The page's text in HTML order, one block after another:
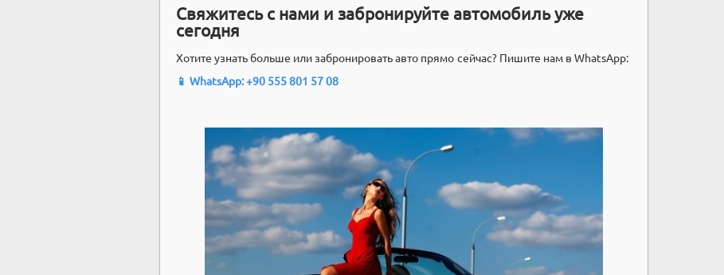
Свяжитесь с нами и забронируйте автомобиль уже
сегодня
Хотите узнать больше или забронировать авто прямо сейчас? Пишите нам в WhatsApp:
📱 WhatsApp: +90 555 801 57 08